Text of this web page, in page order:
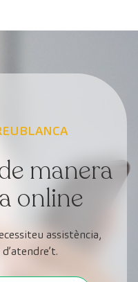
manera
online
assistència,